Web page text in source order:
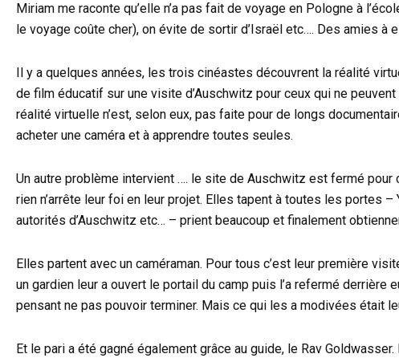
Miriam me raconte qu’elle n’a pas fait de voyage en Pologne à
le voyage coûte cher), on évite de sortir d’Israël etc…. Des amies à
Il y a quelques années, les trois cinéastes découvrent la réalité
de film éducatif sur une visite d’Auschwitz pour ceux qui ne
réalité virtuelle n’est, selon eux, pas faite pour de longs
acheter une caméra et à apprendre toutes seules.
Un autre problème intervient …. le site de Auschwitz est fermé
rien n’arrête leur foi en leur projet. Elles tapent à toutes les portes
autorités d’Auschwitz etc… – prient beaucoup et finalement
Elles partent avec un caméraman. Pour tous c’est leur première
un gardien leur a ouvert le portail du camp puis l’a refermé
pensant ne pas pouvoir terminer. Mais ce qui les a modivées était
Et le pari a été gagné également grâce au guide, le Rav